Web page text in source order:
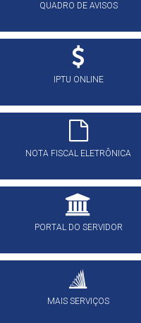
QUADRO DE AVISOS
IPTU ONLINE
NOTA FISCAL ELETRÔNICA
PORTAL DO SERVIDOR
MAIS SERVIÇOS